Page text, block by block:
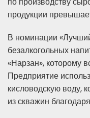
продукции
В номинации
безалкогольных
«Нарзан», которому
Предприятие
кисловодскую воду,
из скважин